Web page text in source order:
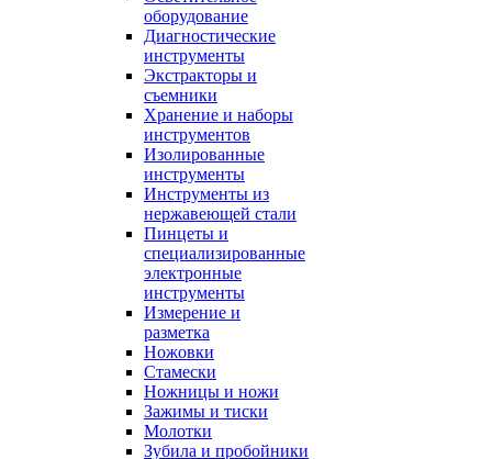
оборудование
Диагностические
инструменты
Экстракторы и
съемники
Хранение и наборы
инструментов
Изолированные
инструменты
Инструменты из
нержавеющей стали
Пинцеты и
специализированные
электронные
инструменты
Измерение и
разметка
Ножовки
Стамески
Ножницы и ножи
Зажимы и тиски
Молотки
Зубила и пробойники